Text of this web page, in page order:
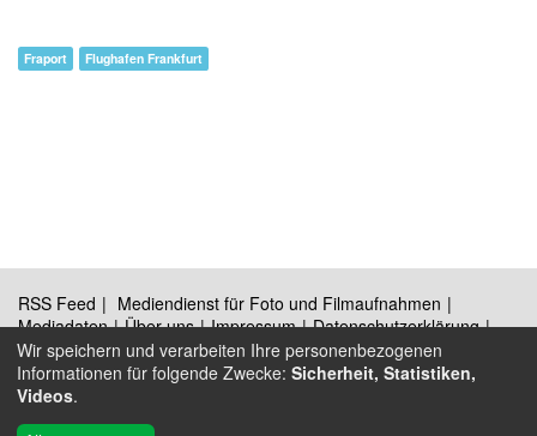
Fraport Flughafen Frankfurt
RSS Feed
Mediendienst für Foto und Filmaufnahmen
Mediadaten
Über uns Impressum
Datenschutzerklärung
Kontakt
Wir speichern und verarbeiten Ihre personenbezogenen
Informationen für folgende Zwecke: Sicherheit, Statistiken,
Videos.